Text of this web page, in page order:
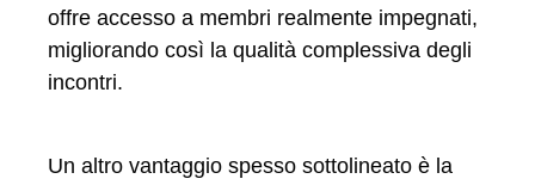
offre accesso a membri realmente impegnati,
migliorando così la qualità complessiva degli
incontri.
Un altro vantaggio spesso sottolineato è la